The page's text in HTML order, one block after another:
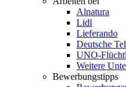
Alnatura
Lidl
Lieferando
Deutsche
UNO-
Weitere
Bewerbungstipps